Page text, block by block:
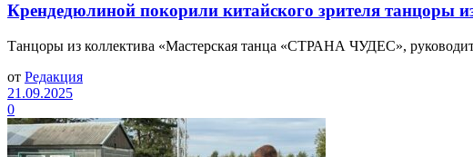
Крендедюлиной покорили китайского зрителя танцоры
Танцоры из коллектива «Мастерская танца «СТРАНА ЧУДЕС»,
от Редакция
21.09.2025
0